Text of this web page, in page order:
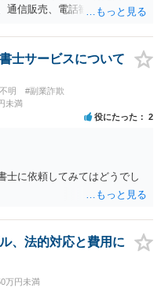
通信販売、電話勧誘販売な
士サービスについて
明
#副業詐欺
未満
役にたった 2
士に依頼してみてはどうでし
、法的対応と費用に
万円未満